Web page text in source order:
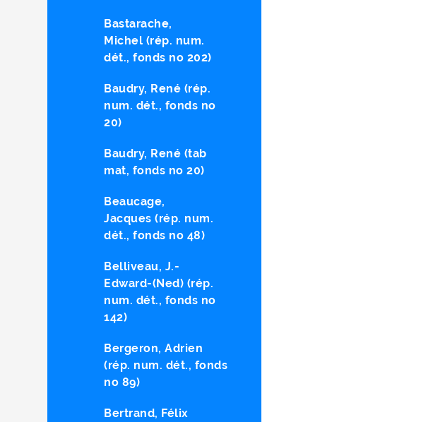
Bastarache,
Michel (rép. num.
dét., fonds no 202)
Baudry, René (rép.
num. dét., fonds no
20)
Baudry, René (tab
mat, fonds no 20)
Beaucage,
Jacques (rép. num.
dét., fonds no 48)
Belliveau, J.-
Edward-(Ned) (rép.
num. dét., fonds no
142)
Bergeron, Adrien
(rép. num. dét., fonds
no 89)
Bertrand, Félix